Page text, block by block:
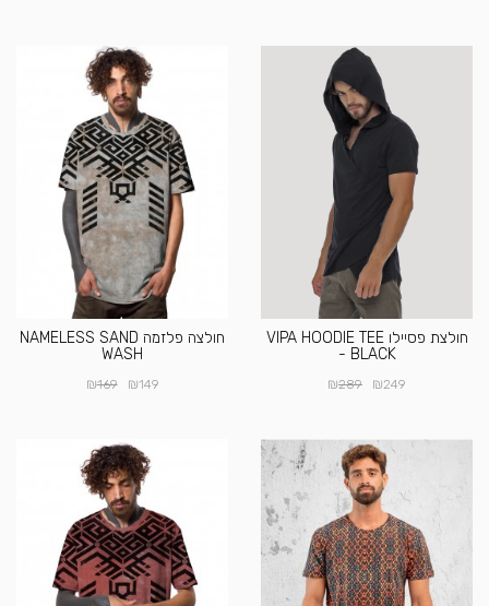
חולצת פסיילו VIPA HOODIE TEE
- BLACK
₪249
₪289
חולצה פלזמה NAMELESS SAND
WASH
₪149
₪169